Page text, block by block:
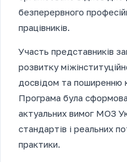
безперервного
працівників.
Участь представників
розвитку
досвідом та поширенню
Програма була
актуальних вимог МОЗ
стандартів і реальних
практики.